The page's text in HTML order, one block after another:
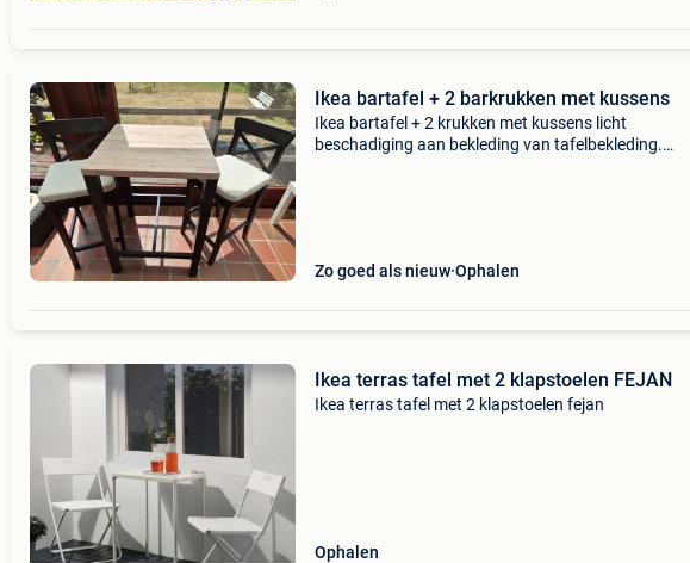
Ikea bartafel + 2 barkrukken met kussens
Ikea bartafel + 2 krukken met kussens licht
beschadiging aan bekleding van tafelbekleding.
Zo goed als nieuw Ophalen
Ikea terras tafel met 2 klapstoelen FEJAN
Ikea terras tafel met 2 klapstoelen fejan
Ophalen